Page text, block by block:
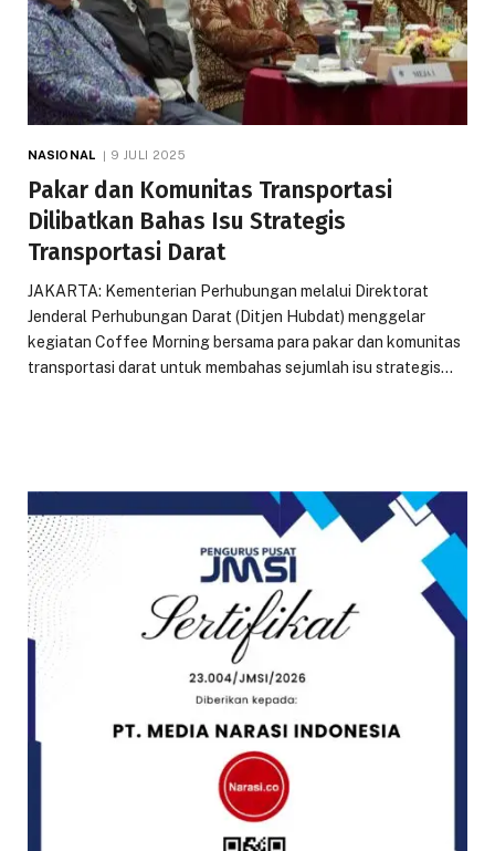
NASIONAL 9 JULI 2025
Pakar dan Komunitas Transportasi
Dilibatkan Bahas Isu Strategis
Transportasi Darat
JAKARTA: Kementerian Perhubungan melalui Direktorat
Jenderal Perhubungan Darat (Ditjen Hubdat) menggelar
kegiatan Coffee Morning bersama para pakar dan komunitas
transportasi darat untuk membahas sejumlah isu strategis…